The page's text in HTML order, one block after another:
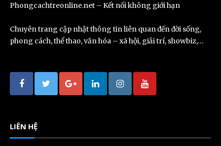
Phongcachtreonline.net – Kết nối không giới hạn
Chuyên trang cập nhật thông tin liên quan đến đời sống,
phong cách, thể thao, văn hóa – xã hội, giải trí, showbiz,…
LIÊN HỆ